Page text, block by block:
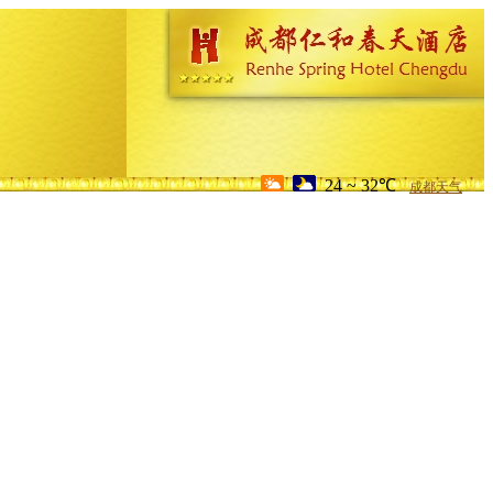
24 ~ 32℃ 成都天气